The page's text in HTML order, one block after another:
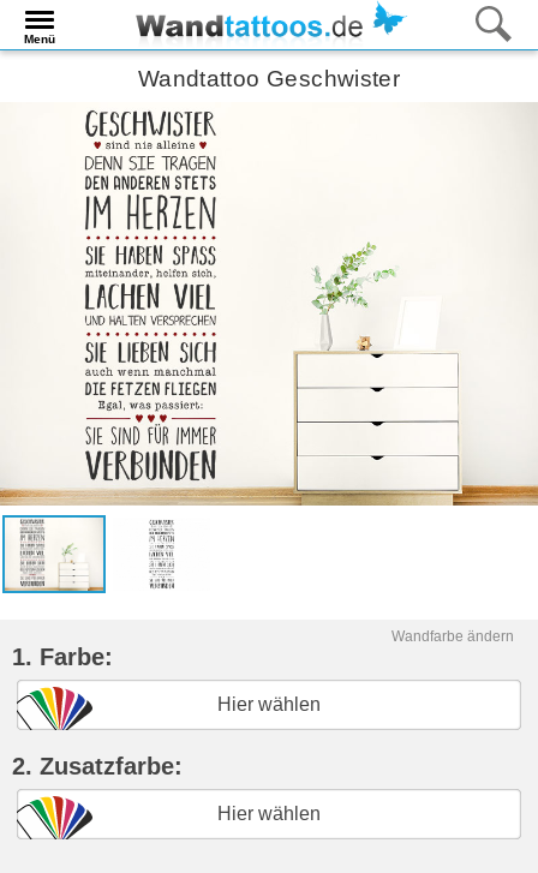
Menü
Wandtattoo Geschwister
Wandfarbe ändern
1. Farbe:
Hier wählen
2. Zusatzfarbe:
Hier wählen